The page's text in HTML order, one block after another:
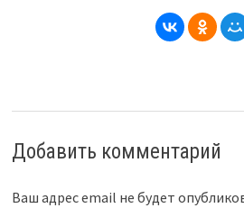
Добавить комментарий
Ваш адрес email не будет